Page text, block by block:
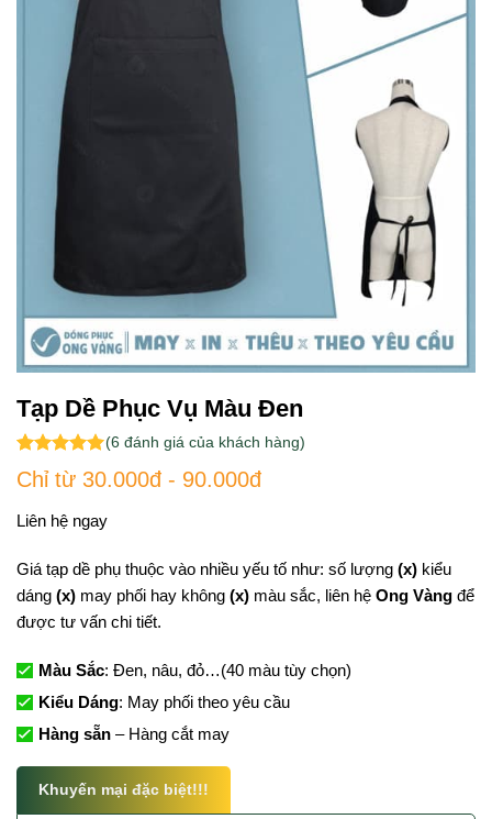
Tạp Dề Phục Vụ Màu Đen
5.00trên 5
dựa trên
6
(6 đánh giá của khách hàng)
Chỉ từ 30.000đ - 90.000đ
Liên hệ ngay
Giá tạp dề phụ thuộc vào nhiều yếu tố như: số lượng (x)kiểu
dáng (x)may phối hay không (x)màu sắc, liên hệ Ong Vàngđể
được tư vấn chi tiết.
Màu Sắc: Đen, nâu, đỏ…(40 màu tùy chọn)
Kiểu Dáng: May phối theo yêu cầu
Hàng sẵn– Hàng cắt may
Khuyến mại đặc biệt!!!